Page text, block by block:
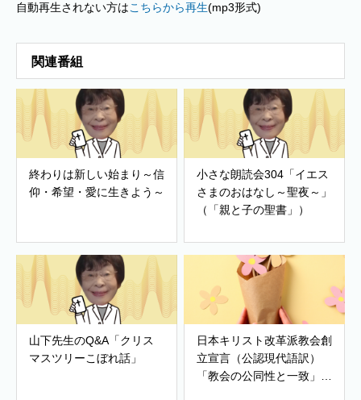
自動再生されない方はこちらから再生(mp3形式)
関連番組
終わりは新しい始まり～信
仰・希望・愛に生きよう～
小さな朗読会304「イエス
さまのおはなし～聖夜～」
（「親と子の聖書」）
山下先生のQ&A「クリス
マスツリーこぼれ話」
日本キリスト改革派教会創
立宣言（公認現代語訳）
「教会の公同性と一致」